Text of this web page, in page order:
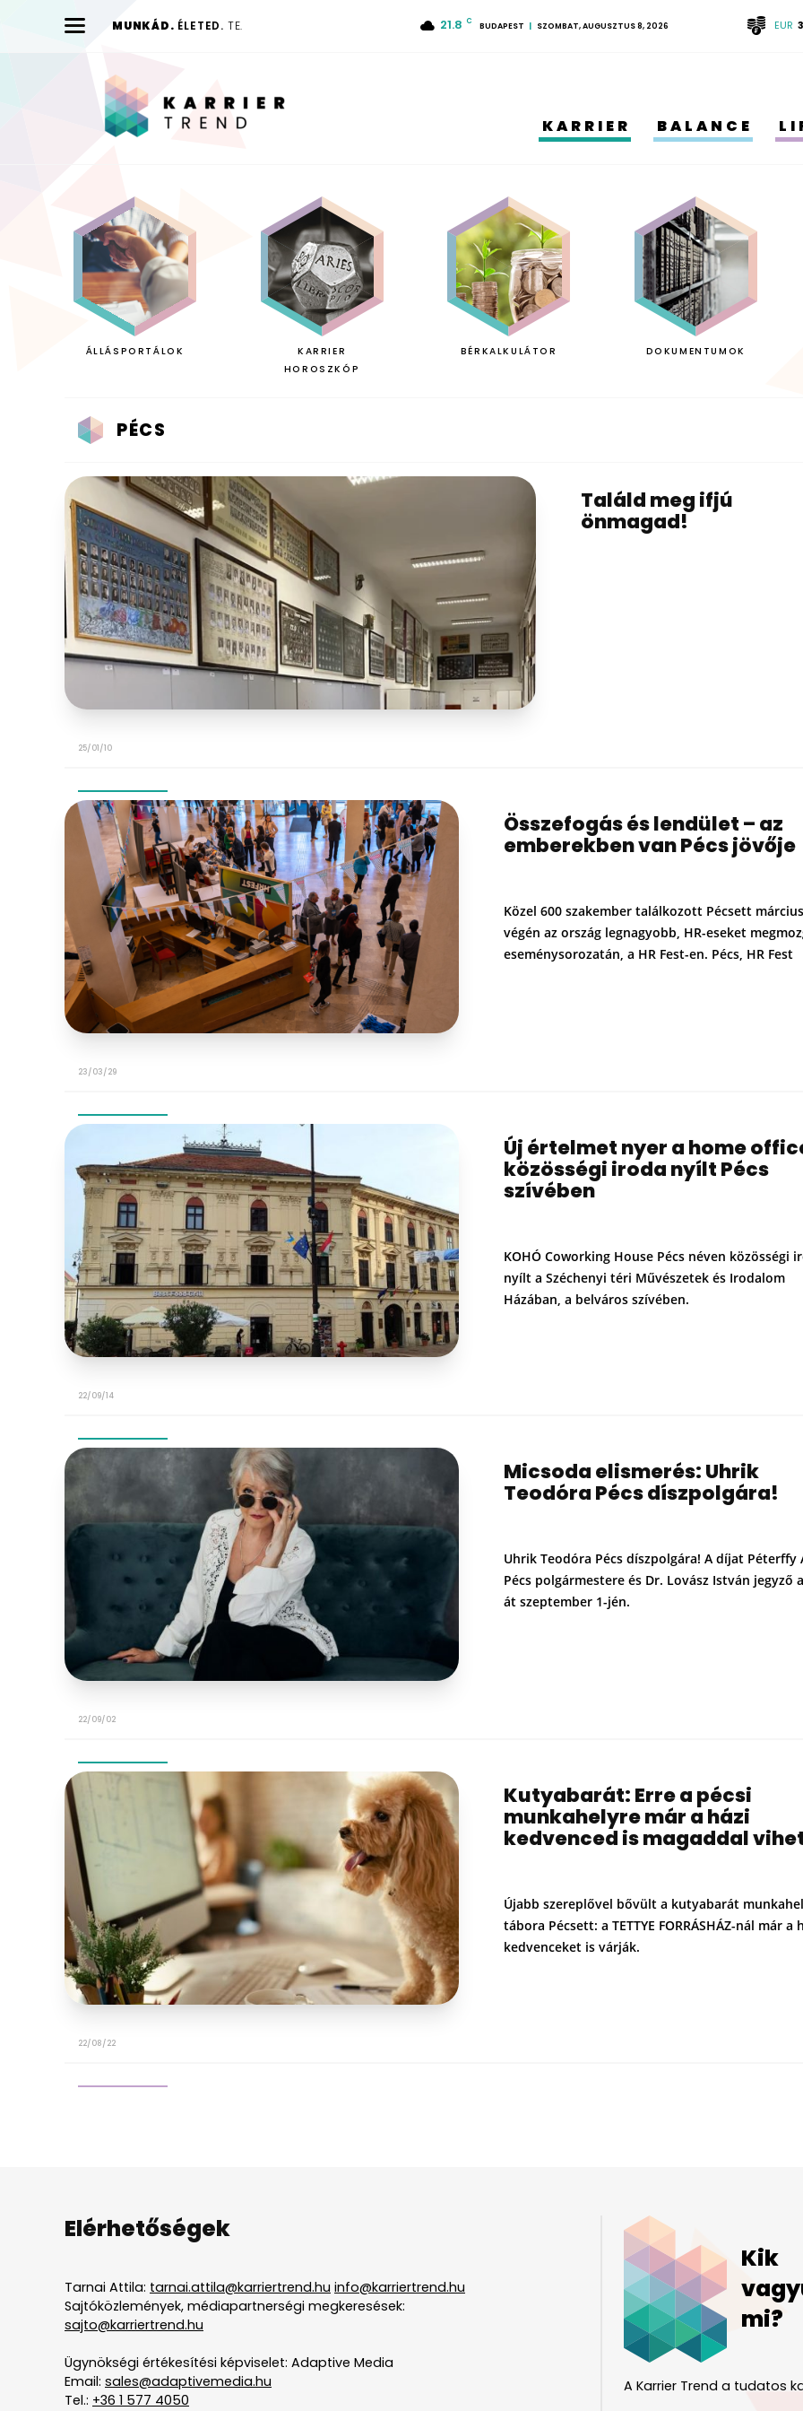
MUNKÁD. ÉLETED. TE. 21.8 C BUDAPEST SZOMBAT, AUGUSZTUS 8, 2026 EUR
KARRIER BALANCE
ÁLLÁSPORTÁLOK
KARRIER
HOROSZKÓP
BÉRKALKULÁTOR DOKUMENTUMOK
PÉCS
Találd meg ifjú
önmagad!
25/01/10
Összefogás és lendület – az
emberekben van Pécs jövője
Közel 600 szakember találkozott Pécsett március
végén az ország legnagyobb, HR-eseket
eseménysorozatán, a HR Fest-en. Pécs, HR Fest
23/03/29
Új értelmet nyer a home
közösségi iroda nyílt Pécs
szívében
KOHÓ Coworking House Pécs néven közösségi
nyílt a Széchenyi téri Művészetek és Irodalom
Házában, a belváros szívében.
22/09/14
Micsoda elismerés: Uhrik
Teodóra Pécs díszpolgára!
Uhrik Teodóra Pécs díszpolgára! A díjat Péterffy
Pécs polgármestere és Dr. Lovász István jegyző
át szeptember 1-jén.
22/09/02
Kutyabarát: Erre a pécsi
munkahelyre már a házi
kedvenced is magaddal
Újabb szereplővel bővült a kutyabarát
tábora Pécsett: a TETTYE FORRÁSHÁZ-nál már a
kedvenceket is várják.
22/08/22
Elérhetőségek
Tarnai Attila: tarnai.attila@karriertrend.hu info@karriertrend.hu
Sajtóközlemények, médiapartnerségi megkeresések:
sajto@karriertrend.hu
Ügynökségi értékesítési képviselet: Adaptive Media
Email: sales@adaptivemedia.hu
Tel.: +36 1 577 4050
Kik
mi?
A Karrier Trend a tudatos